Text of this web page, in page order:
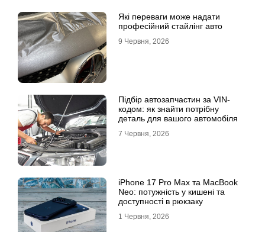
Які переваги може надати
професійний стайлінг авто
9 Червня, 2026
Підбір автозапчастин за VIN-
кодом: як знайти потрібну
деталь для вашого автомобіля
7 Червня, 2026
iPhone 17 Pro Max та MacBook
Neo: потужність у кишені та
доступності в рюкзаку
1 Червня, 2026